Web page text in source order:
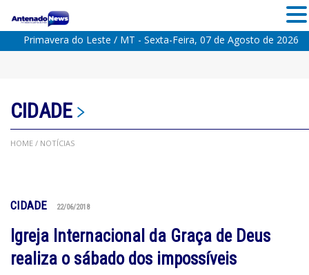
Primavera do Leste / MT - Sexta-Feira, 07 de Agosto de 2026
CIDADE
HOME / NOTÍCIAS
CIDADE 22/06/2018
Igreja Internacional da Graça de Deus
realiza o sábado dos impossíveis